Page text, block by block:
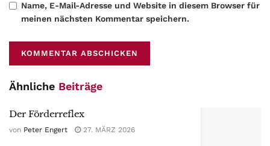
Name, E-Mail-Adresse und Website in diesem Browser für
meinen nächsten Kommentar speichern.
Ähnliche Beiträge
Der Förderreflex
von Peter Engert 27. MÄRZ 2026